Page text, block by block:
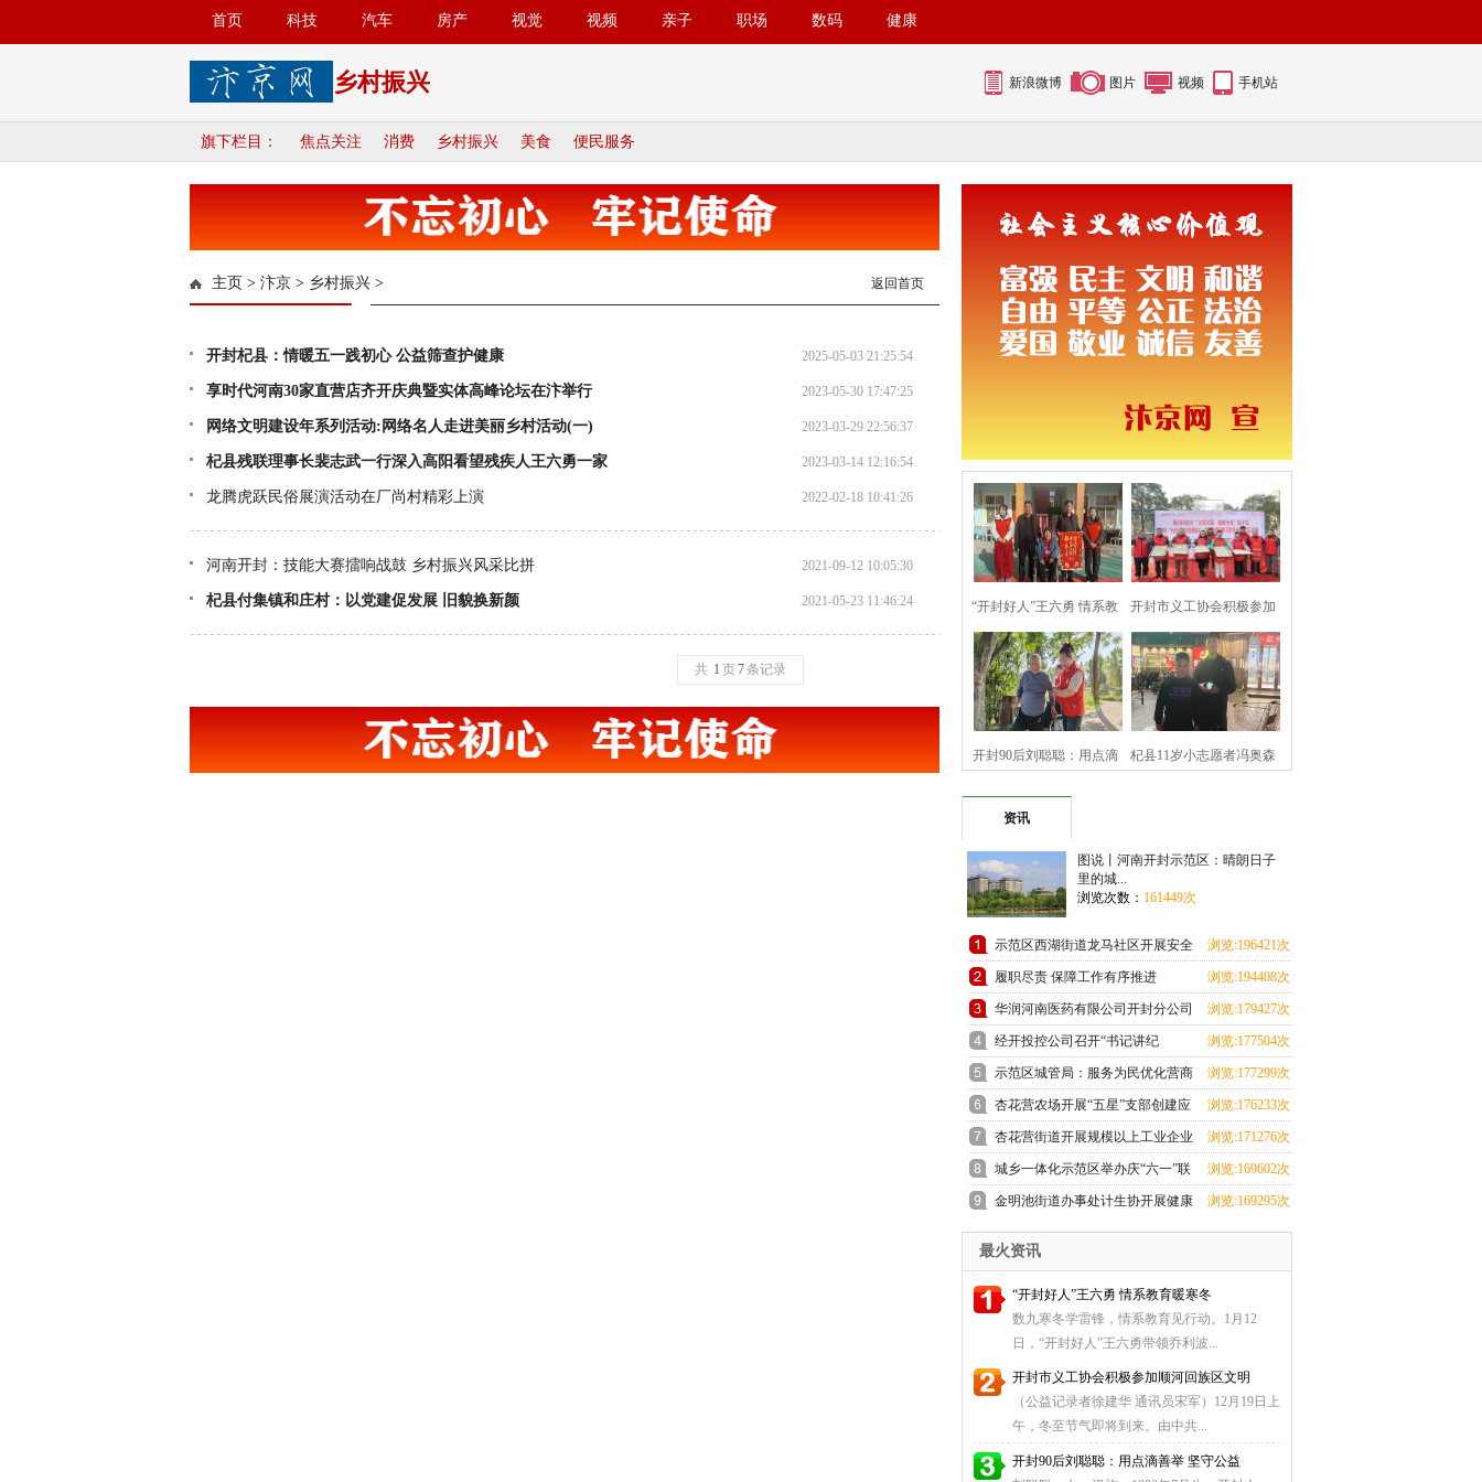
首页 科技 汽车 房产 视觉 视频 亲子 职场 数码 健康
乡村振兴 新浪微博 图片 视频 手机站
旗下栏目： 焦点关注 消费 乡村振兴 美食 便民服务
主页 > 汴京 > 乡村振兴 > 返回首页
开封杞县：情暖五一践初心 公益筛查护健康 2025-05-03 21:25:54
享时代河南30家直营店齐开庆典暨实体高峰论坛在汴举行 2023-05-30 17:47:25
网络文明建设年系列活动:网络名人走进美丽乡村活动(一) 2023-03-29 22:56:37
杞县残联理事长裴志武一行深入高阳看望残疾人王六勇一家 2023-03-14 12:16:54
龙腾虎跃民俗展演活动在厂尚村精彩上演 2022-02-18 10:41:26
河南开封：技能大赛擂响战鼓 乡村振兴风采比拼 2021-09-12 10:05:30
杞县付集镇和庄村：以党建促发展 旧貌换新颜 2021-05-23 11:46:24
共 1 页7条记录
“开封好人”王六勇 情系教
育暖寒冬
开封市义工协会积极参加
顺河回族区文
开封90后刘聪聪：用点滴 杞县11岁小志愿者冯奥森
资讯
图说丨河南开封示范区：晴朗日子
里的城...
浏览次数： 161449次
示范区西湖街道龙马社区开展安全
教育进校园活动
浏览:196421次
履职尽责 保障工作有序推进 浏览:194408次
华润河南医药有限公司开封分公司
团支部成立
浏览:179427次
经开投控公司召开“书记讲纪
法”和“纪法与青春
浏览:177504次
示范区城管局：服务为民优化营商
环境 群众感激送
浏览:177299次
杏花营农场开展“五星”支部创建应
知应会知识测
浏览:176233次
杏花营街道开展规模以上工业企业
科技研发全覆盖
浏览:171276次
城乡一体化示范区举办庆“六一”联
欢会暨少儿才
浏览:169602次
金明池街道办事处计生协开展健康
厨艺大比拼活动
浏览:169295次
最火资讯
“开封好人”王六勇 情系教育暖寒冬
数九寒冬学雷锋，情系教育见行动。1月12
日，“开封好人”王六勇带领乔利波...
开封市义工协会积极参加顺河回族区文明
（公益记录者徐建华 通讯员宋军）12月19日上
午，冬至节气即将到来。由中共...
开封90后刘聪聪：用点滴善举 坚守公益